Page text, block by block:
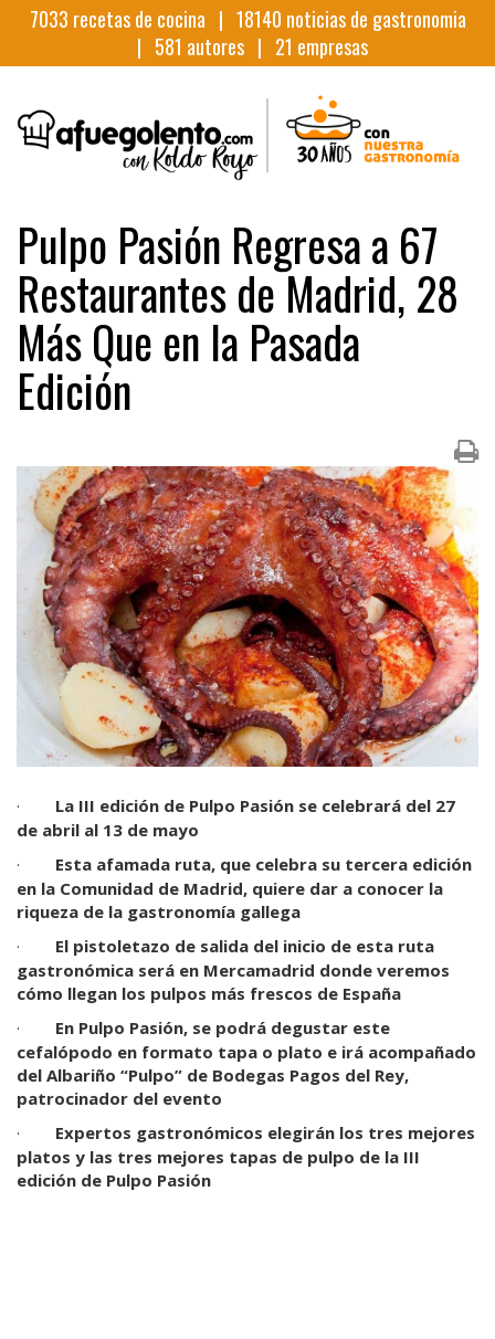
7033 recetas de cocina | 18140 noticias de gastronomia
| 581 autores | 21 empresas
Pulpo Pasión Regresa a 67
Restaurantes de Madrid, 28
Más Que en la Pasada
Edición
·
La III edición de Pulpo Pasión se celebrará del 27
de abril al 13 de mayo
·
Esta afamada ruta, que celebra su tercera edición
en la Comunidad de Madrid, quiere dar a conocer la
riqueza de la gastronomía gallega
·
El pistoletazo de salida del inicio de esta ruta
gastronómica será en Mercamadrid donde veremos
cómo llegan los pulpos más frescos de España
·
En Pulpo Pasión, se podrá degustar este
cefalópodo en formato tapa o plato e irá acompañado
del Albariño “Pulpo” de Bodegas Pagos del Rey,
patrocinador del evento
·
Expertos gastronómicos elegirán los tres mejores
platos y las tres mejores tapas de pulpo de la III
edición de Pulpo Pasión